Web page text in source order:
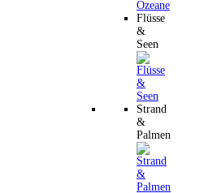
Flüsse
&
Seen
Strand
&
Palmen